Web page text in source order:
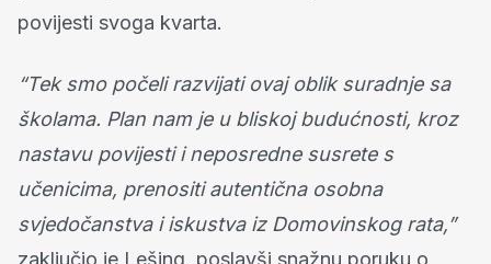
povijesti svoga kvarta.
“Tek smo počeli razvijati ovaj oblik suradnje sa
školama. Plan nam je u bliskoj budućnosti, kroz
nastavu povijesti i neposredne susrete s
učenicima, prenositi autentična osobna
svjedočanstva i iskustva iz Domovinskog rata,”
zaključio je Lešing, poslavši snažnu poruku o